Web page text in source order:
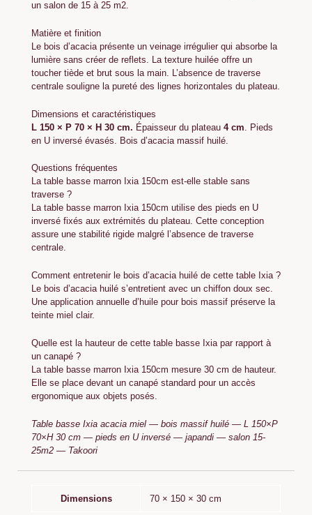
un salon de 15 à 25 m2.
Matière et finition
Le bois d’acacia présente un veinage irrégulier qui absorbe la
lumière sans créer de reflets. La texture huilée offre un
toucher tiède et brut sous la main. L’absence de traverse
centrale souligne la pureté des lignes horizontales du plateau.
Dimensions et caractéristiques
L 150 × P 70 × H 30 cm. Épaisseur du plateau 4 cm . Pieds
en U inversé évasés. Bois d’acacia massif huilé.
Questions fréquentes
La table basse marron Ixia 150cm est-elle stable sans
traverse ?
La table basse marron Ixia 150cm utilise des pieds en U
inversé fixés aux extrémités du plateau. Cette conception
assure une stabilité rigide malgré l’absence de traverse
centrale.
Comment entretenir le bois d’acacia huilé de cette table Ixia ?
Le bois d’acacia huilé s’entretient avec un chiffon doux sec.
Une application annuelle d’huile pour bois massif préserve la
teinte miel clair.
Quelle est la hauteur de cette table basse Ixia par rapport à
un canapé ?
La table basse marron Ixia 150cm mesure 30 cm de hauteur.
Elle se place devant un canapé standard pour un accès
ergonomique aux objets posés.
Table basse Ixia acacia miel — bois massif huilé — L 150×P
70×H 30 cm — pieds en U inversé — japandi — salon 15-
25m2 — Takoori
Dimensions 70 × 150 × 30 cm